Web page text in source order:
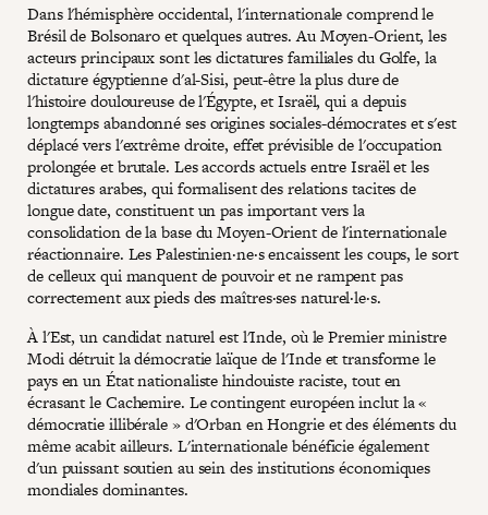
Dans l'hémisphère occidental, l'internationale comprend le
Brésil de Bolsonaro et quelques autres. Au Moyen-Orient, les
acteurs principaux sont les dictatures familiales du Golfe, la
dictature égyptienne d'al-Sisi, peut-être la plus dure de
l'histoire douloureuse de l'Égypte, et Israël, qui a depuis
longtemps abandonné ses origines sociales-démocrates et s'est
déplacé vers l'extrême droite, effet prévisible de l'occupation
prolongée et brutale. Les accords actuels entre Israël et les
dictatures arabes, qui formalisent des relations tacites de
longue date, constituent un pas important vers la
consolidation de la base du Moyen-Orient de l'internationale
réactionnaire. Les Palestinien·ne·s encaissent les coups, le sort
de celleux qui manquent de pouvoir et ne rampent pas
correctement aux pieds des maîtres·ses naturel·le·s.
À l'Est, un candidat naturel est l'Inde, où le Premier ministre
Modi détruit la démocratie laïque de l'Inde et transforme le
pays en un État nationaliste hindouiste raciste, tout en
écrasant le Cachemire. Le contingent européen inclut la «
démocratie illibérale » d'Orban en Hongrie et des éléments du
même acabit ailleurs. L'internationale bénéficie également
d'un puissant soutien au sein des institutions économiques
mondiales dominantes.